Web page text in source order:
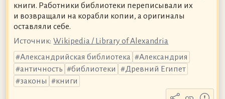
книги. Работники библиотеки переписывали их
и возвращали на корабли копии, а оригиналы
оставляли себе.
Источник: Wikipedia / Library of Alexandria
Александрийская библиотека
Александрия
античность
библиотеки
Древний Египет
законы
книги